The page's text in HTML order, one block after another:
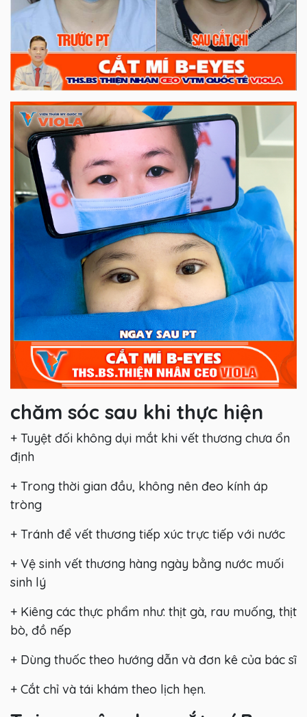
chăm sóc sau khi thực hiện
+ Tuyệt đối không dụi mắt khi vết thương chưa ổn
định
+ Trong thời gian đầu, không nên đeo kính áp
tròng
+ Tránh để vết thương tiếp xúc trực tiếp với nước
+ Vệ sinh vết thương hàng ngày bằng nước muối
sinh lý
+ Kiêng các thực phẩm như: thịt gà, rau muống, thịt
bò, đồ nếp
+ Dùng thuốc theo hướng dẫn và đơn kê của bác sĩ
+ Cắt chỉ và tái khám theo lịch hẹn.